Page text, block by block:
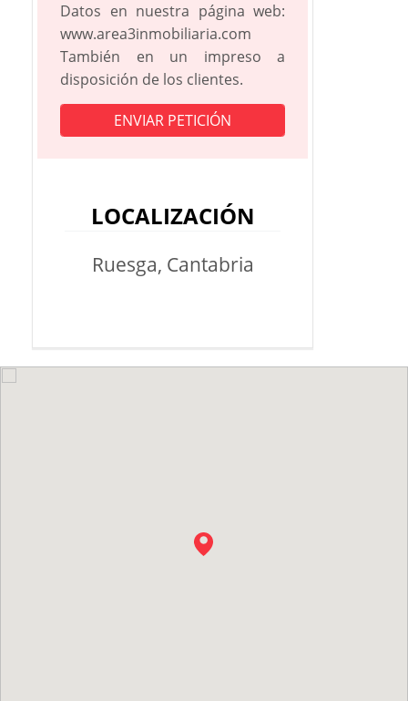
Datos en nuestra página web:
www.area3inmobiliaria.com
También en un impreso a
disposición de los clientes.
LOCALIZACIÓN
Ruesga, Cantabria